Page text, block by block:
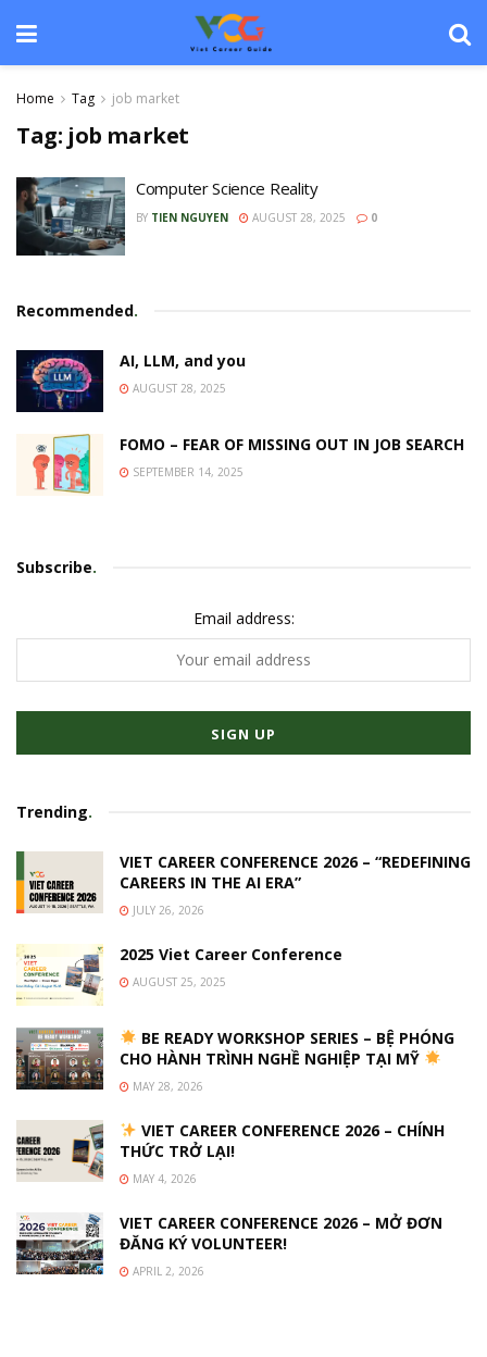
Home Tag job market
Tag: job market
Computer Science Reality
BY TIEN NGUYEN AUGUST 28, 2025 0
Recommended.
AI, LLM, and you
AUGUST 28, 2025
FOMO – FEAR OF MISSING OUT IN JOB SEARCH
SEPTEMBER 14, 2025
Subscribe.
Email address:
Trending.
VIET CAREER CONFERENCE 2026 – “REDEFINING
CAREERS IN THE AI ERA”
JULY 26, 2026
2025 Viet Career Conference
AUGUST 25, 2025
BE READY WORKSHOP SERIES – BỆ PHÓNG
CHO HÀNH TRÌNH NGHỀ NGHIỆP TẠI MỸ
MAY 28, 2026
VIET CAREER CONFERENCE 2026 – CHÍNH
THỨC TRỞ LẠI!
MAY 4, 2026
VIET CAREER CONFERENCE 2026 – MỞ ĐƠN
ĐĂNG KÝ VOLUNTEER!
APRIL 2, 2026